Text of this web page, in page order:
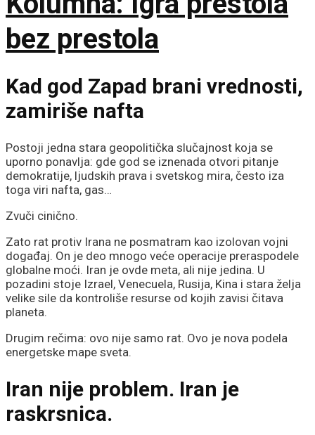
bez prestola
Kad god Zapad brani vrednosti,
zamiriše nafta
Postoji jedna stara geopolitička slučajnost koja se
uporno ponavlja: gde god se iznenada otvori pitanje
demokratije, ljudskih prava i svetskog mira, često iza
toga viri nafta, gas…
Zvuči cinično.
Zato rat protiv Irana ne posmatram kao izolovan vojni
događaj. On je deo mnogo veće operacije preraspodele
globalne moći. Iran je ovde meta, ali nije jedina. U
pozadini stoje Izrael, Venecuela, Rusija, Kina i stara želja
velike sile da kontroliše resurse od kojih zavisi čitava
planeta.
Drugim rečima: ovo nije samo rat. Ovo je nova podela
energetske mape sveta.
Iran nije problem. Iran je
raskrsnica.